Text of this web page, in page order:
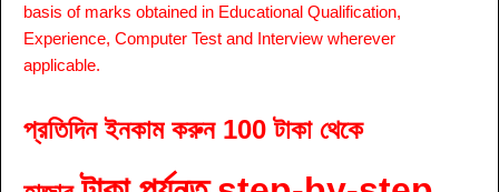
basis of marks obtained in Educational Qualification,
Experience, Computer Test and Interview wherever
applicable.
প্রতিদিন ইনকাম করুন 100 টাকা থেকে